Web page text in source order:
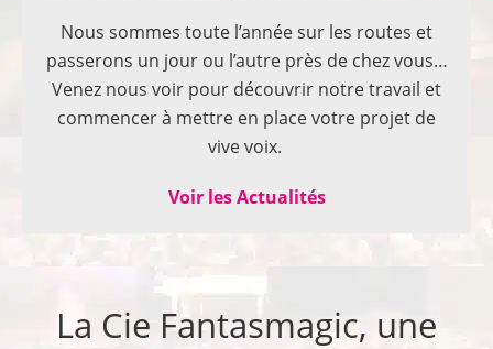
Nous sommes toute l’année sur les routes et
passerons un jour ou l’autre près de chez vous…
Venez nous voir pour découvrir notre travail et
commencer à mettre en place votre projet de
vive voix.
Voir les Actualités
La Cie Fantasmagic, une